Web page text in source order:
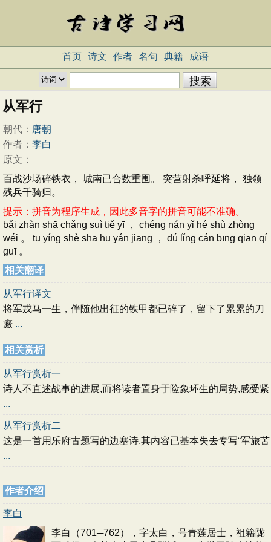
首页 诗文 作者 名句 典籍 成语
从军行
朝代： 唐朝
作者： 李白
原文：
百战沙场碎铁衣， 城南已合数重围。 突营射杀呼延将， 独领
残兵千骑归。
提示：拼音为程序生成，因此多音字的拼音可能不准确。
bǎi zhàn shā chǎng suì tiě yī ， chéng nán yǐ hé shù zhòng
wéi 。 tū yíng shè shā hū yán jiāng ， dú lǐng cán bīng qiān qí
guī 。
相关翻译
从军行译文
将军戎马一生，伴随他出征的铁甲都已碎了，留下了累累的刀
瘢 ...
相关赏析
从军行赏析一
诗人不直述战事的进展,而将读者置身于险象环生的局势,感受紧
...
从军行赏析二
这是一首用乐府古题写的边塞诗,其内容已基本失去专写“军旅苦
...
作者介绍
李白
李白（701─762），字太白，号青莲居士，祖籍陇